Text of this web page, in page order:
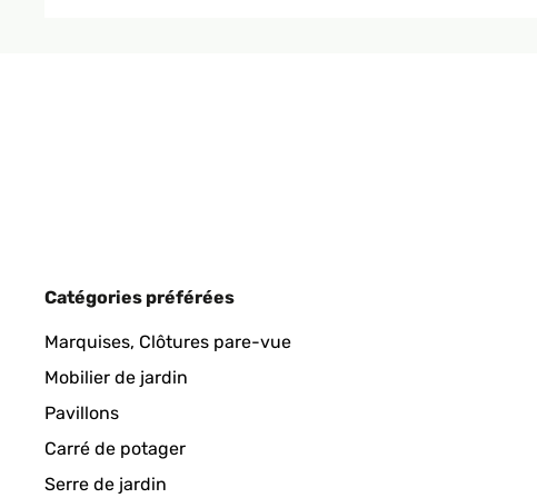
Wir sind sehr begeistert von dem Brunnen. Selbst an
richtig lang, sodass man für das Solarmodul ohne
Amazon-Benutzer
Catégories préférées
Marquises, Clôtures pare-vue
Mobilier de jardin
Pavillons
Carré de potager
Serre de jardin